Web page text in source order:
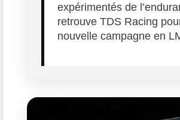
expérimentés de
retrouve TDS Racing
nouvelle campagne en